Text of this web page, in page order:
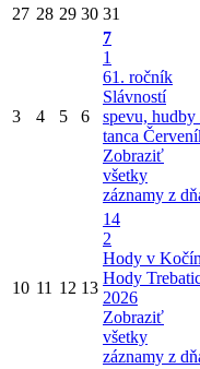
27 28 29 30 31
3 4 5 6
7
1
61. ročník
Slávností
spevu, hudby
tanca
Zobraziť
všetky
záznamy z
10 11 12 13
14
2
Hody v
Hody
2026
Zobraziť
všetky
záznamy z